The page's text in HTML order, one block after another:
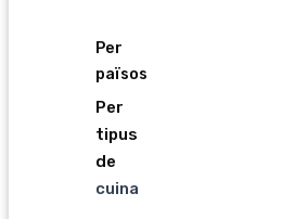
Per
països
Per
tipus
de
cuina